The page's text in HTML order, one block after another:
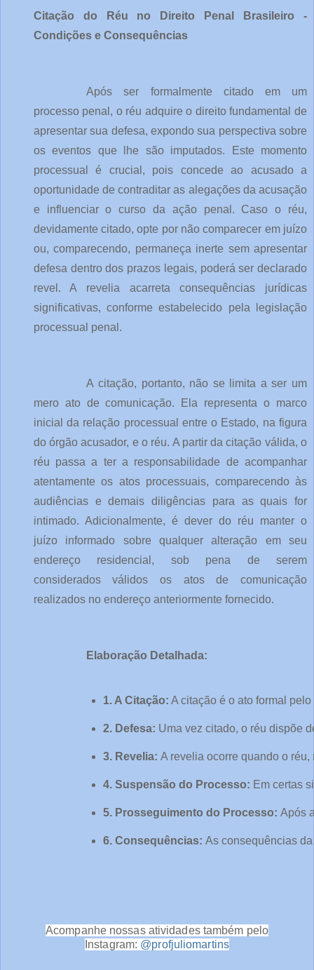
Citação do Réu no Direito Penal Brasileiro -
Condições e Consequências
Após ser formalmente citado em um
processo penal, o réu adquire o direito fundamental de
apresentar sua defesa, expondo sua perspectiva sobre
os eventos que lhe são imputados. Este momento
processual é crucial, pois concede ao acusado a
oportunidade de contraditar as alegações da acusação
e influenciar o curso da ação penal. Caso o réu,
devidamente citado, opte por não comparecer em juízo
ou, comparecendo, permaneça inerte sem apresentar
defesa dentro dos prazos legais, poderá ser declarado
revel. A revelia acarreta consequências jurídicas
significativas, conforme estabelecido pela legislação
processual penal.
A citação, portanto, não se limita a ser um
mero ato de comunicação. Ela representa o marco
inicial da relação processual entre o Estado, na figura
do órgão acusador, e o réu. A partir da citação válida, o
réu passa a ter a responsabilidade de acompanhar
atentamente os atos processuais, comparecendo às
audiências e demais diligências para as quais for
intimado. Adicionalmente, é dever do réu manter o
juízo informado sobre qualquer alteração em seu
endereço residencial, sob pena de serem
considerados válidos os atos de comunicação
realizados no endereço anteriormente fornecido.
Elaboração Detalhada:
1. A Citação: A citação é o ato formal
2. Defesa: Uma vez citado, o réu dispõe
3. Revelia: A revelia ocorre quando o
4. Suspensão do Processo: Em certas
5. Prosseguimento do Processo: Após
6. Consequências: As consequências
Acompanhe nossas atividades também pelo
Instagram: @profjuliomartins